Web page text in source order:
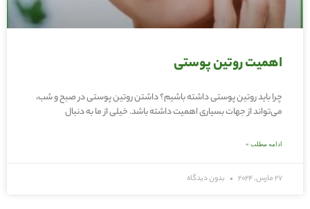
اهمیت روتین پوستی
چرا باید روتین پوستی داشته باشیم؟ داشتن روتین پوستی در صبح و شب،
می‌تواند از جهات بسیاری اهمیت داشته باشد. خیلی از ما به دنبال
ادامه مطلب »
27 مارس, 2024 بدون دیدگاه